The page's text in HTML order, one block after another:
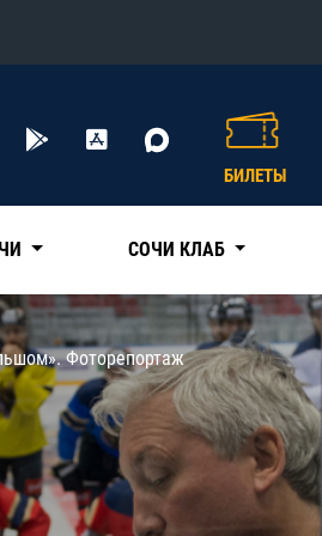
БИЛЕТЫ
СОЧИ КЛАБ
Фоторепортаж